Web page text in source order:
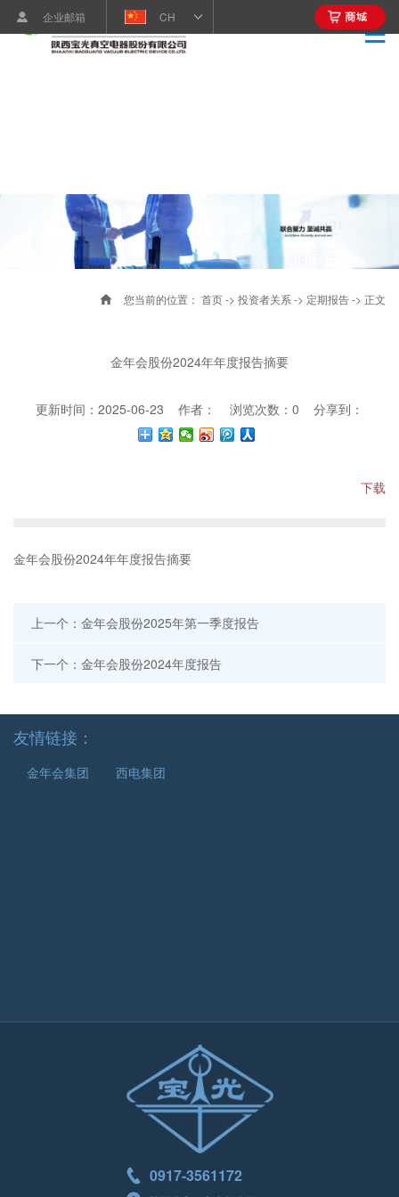
企业邮箱 CH
您当前的位置： 首页-> 投资者关系 -> 定期报告-> 正文
金年会股份2024年年度报告摘要
更新时间：2025-06-23 作者： 浏览次数： 0 分享到：
下载
金年会股份2024年年度报告摘要
上一个：金年会股份2025年第一季度报告
下一个：金年会股份2024年度报告
友情链接：
金年会集团 西电集团
0917-3561172